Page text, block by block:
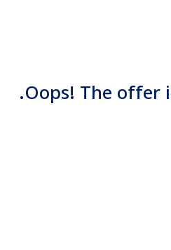
Oops! The offer